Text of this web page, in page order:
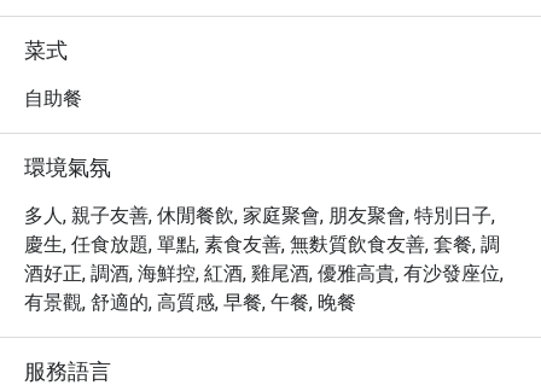
Peninsula Bangkok，即可享受高達 5 折的超值優惠！
菜式
自助餐
環境氣氛
多人, 親子友善, 休閒餐飲, 家庭聚會, 朋友聚會, 特別日子,
慶生, 任食放題, 單點, 素食友善, 無麩質飲食友善, 套餐, 調
酒好正, 調酒, 海鮮控, 紅酒, 雞尾酒, 優雅高貴, 有沙發座位,
有景觀, 舒適的, 高質感, 早餐, 午餐, 晚餐
服務語言